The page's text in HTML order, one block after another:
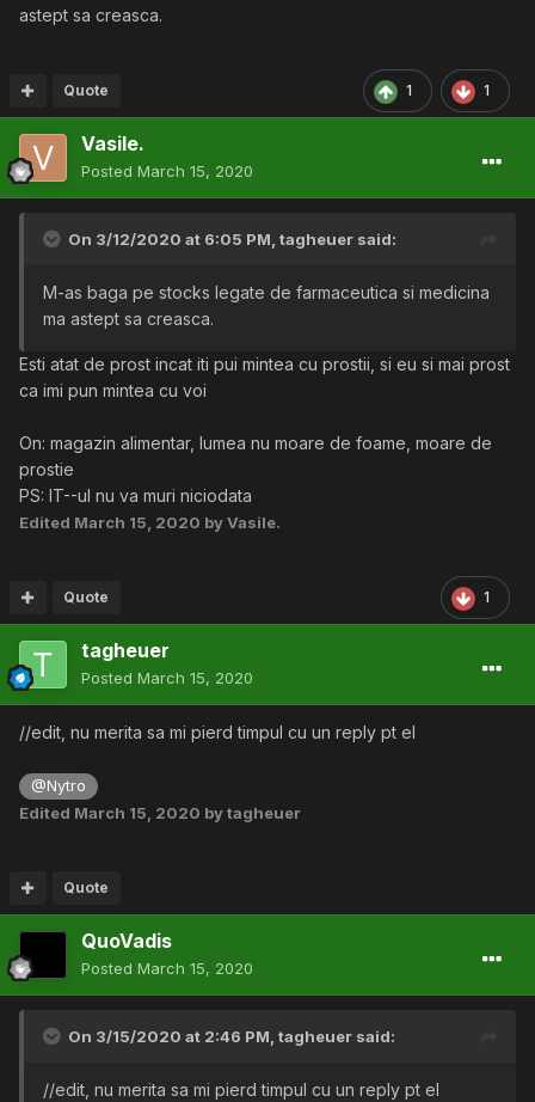
astept sa creasca.
1 1
Quote
Vasile.
Posted March 15, 2020
On 3/12/2020 at 6:05 PM, tagheuer said:
M-as baga pe stocks legate de farmaceutica si medicina
ma astept sa creasca.
Esti atat de prost incat iti pui mintea cu prostii, si eu si mai prost
ca imi pun mintea cu voi
On: magazin alimentar, lumea nu moare de foame, moare de
prostie
PS: IT--ul nu va muri niciodata
Edited March 15, 2020 by Vasile.
1
Quote
tagheuer
Posted March 15, 2020
//edit, nu merita sa mi pierd timpul cu un reply pt el
@Nytro
Edited March 15, 2020 by tagheuer
Quote
QuoVadis
Posted March 15, 2020
On 3/15/2020 at 2:46 PM, tagheuer said:
//edit, nu merita sa mi pierd timpul cu un reply pt el